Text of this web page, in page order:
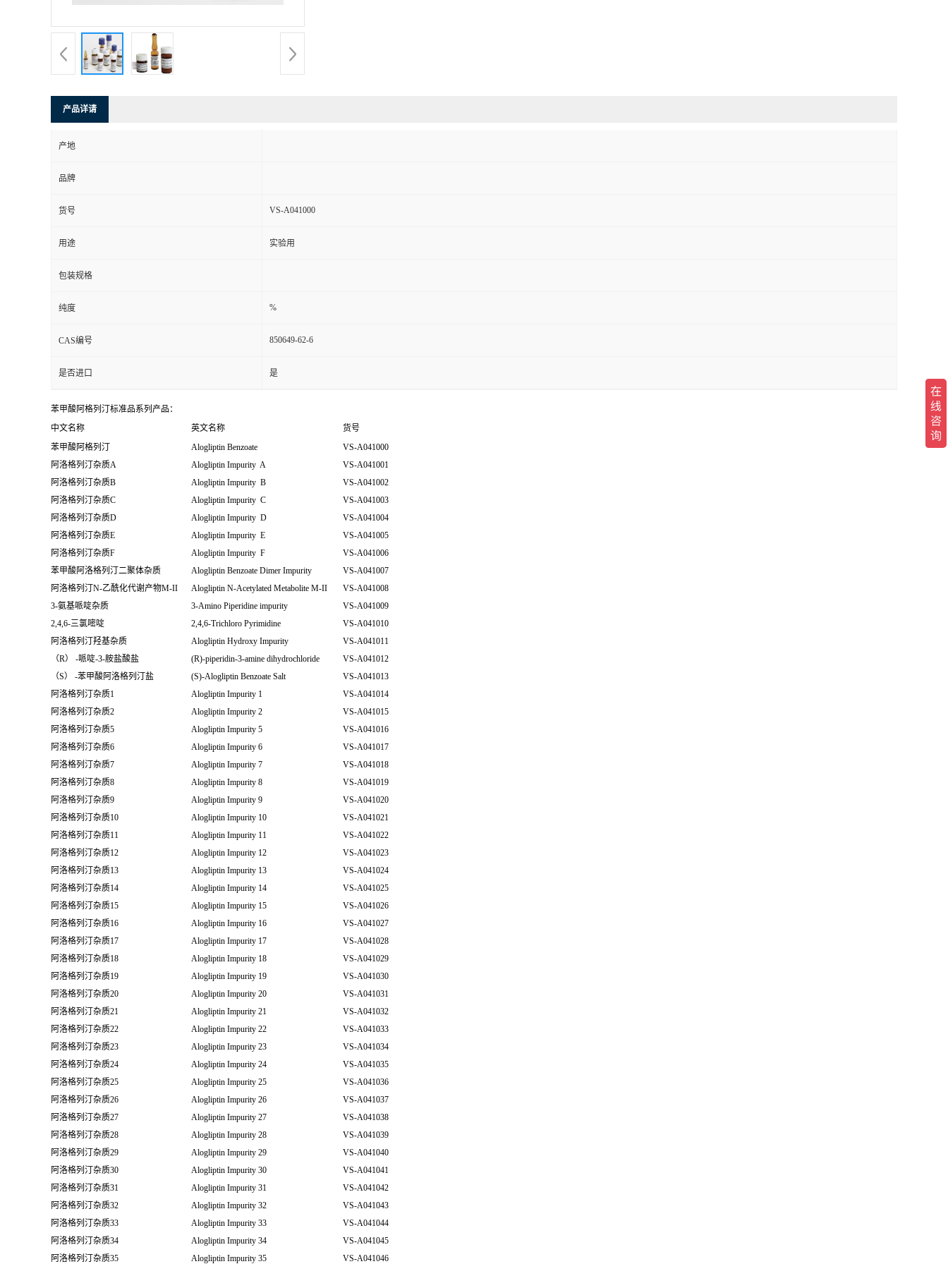
产品详请
产地
品牌
货号 VS-A041000
用途 实验用
包装规格
纯度 %
CAS编号 850649-62-6
是否进口 是
苯甲酸阿格列汀标准品系列产品：
中文名称
英文名称
货号
苯甲酸阿格列汀
Alogliptin Benzoate
VS-A041000
阿洛格列汀杂质A
Alogliptin Impurity A
VS-A041001
阿洛格列汀杂质B
Alogliptin Impurity B
VS-A041002
阿洛格列汀杂质C
Alogliptin Impurity C
VS-A041003
阿洛格列汀杂质D
Alogliptin Impurity D
VS-A041004
阿洛格列汀杂质E
Alogliptin Impurity E
VS-A041005
阿洛格列汀杂质F
Alogliptin Impurity F
VS-A041006
苯甲酸阿洛格列汀二聚体杂质
Alogliptin Benzoate Dimer Impurity
VS-A041007
阿洛格列汀N-乙酰化代谢产物M-II
Alogliptin N-Acetylated Metabolite M-II
VS-A041008
3-氨基哌啶杂质
3-Amino Piperidine impurity
VS-A041009
2,4,6-三氯嘧啶
2,4,6-Trichloro Pyrimidine
VS-A041010
阿洛格列汀羟基杂质
Alogliptin Hydroxy Impurity
VS-A041011
（R） -哌啶-3-胺盐酸盐
(R)-piperidin-3-amine dihydrochloride
VS-A041012
（S） -苯甲酸阿洛格列汀盐
(S)-Alogliptin Benzoate Salt
VS-A041013
阿洛格列汀杂质1
Alogliptin Impurity 1
VS-A041014
阿洛格列汀杂质2
Alogliptin Impurity 2
VS-A041015
阿洛格列汀杂质5
Alogliptin Impurity 5
VS-A041016
阿洛格列汀杂质6
Alogliptin Impurity 6
VS-A041017
阿洛格列汀杂质7
Alogliptin Impurity 7
VS-A041018
阿洛格列汀杂质8
Alogliptin Impurity 8
VS-A041019
阿洛格列汀杂质9
Alogliptin Impurity 9
VS-A041020
阿洛格列汀杂质10
Alogliptin Impurity 10
VS-A041021
阿洛格列汀杂质11
Alogliptin Impurity 11
VS-A041022
阿洛格列汀杂质12
Alogliptin Impurity 12
VS-A041023
阿洛格列汀杂质13
Alogliptin Impurity 13
VS-A041024
阿洛格列汀杂质14
Alogliptin Impurity 14
VS-A041025
阿洛格列汀杂质15
Alogliptin Impurity 15
VS-A041026
阿洛格列汀杂质16
Alogliptin Impurity 16
VS-A041027
阿洛格列汀杂质17
Alogliptin Impurity 17
VS-A041028
阿洛格列汀杂质18
Alogliptin Impurity 18
VS-A041029
阿洛格列汀杂质19
Alogliptin Impurity 19
VS-A041030
阿洛格列汀杂质20
Alogliptin Impurity 20
VS-A041031
阿洛格列汀杂质21
Alogliptin Impurity 21
VS-A041032
阿洛格列汀杂质22
Alogliptin Impurity 22
VS-A041033
阿洛格列汀杂质23
Alogliptin Impurity 23
VS-A041034
阿洛格列汀杂质24
Alogliptin Impurity 24
VS-A041035
阿洛格列汀杂质25
Alogliptin Impurity 25
VS-A041036
阿洛格列汀杂质26
Alogliptin Impurity 26
VS-A041037
阿洛格列汀杂质27
Alogliptin Impurity 27
VS-A041038
阿洛格列汀杂质28
Alogliptin Impurity 28
VS-A041039
阿洛格列汀杂质29
Alogliptin Impurity 29
VS-A041040
阿洛格列汀杂质30
Alogliptin Impurity 30
VS-A041041
阿洛格列汀杂质31
Alogliptin Impurity 31
VS-A041042
阿洛格列汀杂质32
Alogliptin Impurity 32
VS-A041043
阿洛格列汀杂质33
Alogliptin Impurity 33
VS-A041044
阿洛格列汀杂质34
Alogliptin Impurity 34
VS-A041045
阿洛格列汀杂质35
Alogliptin Impurity 35 VS-A041046